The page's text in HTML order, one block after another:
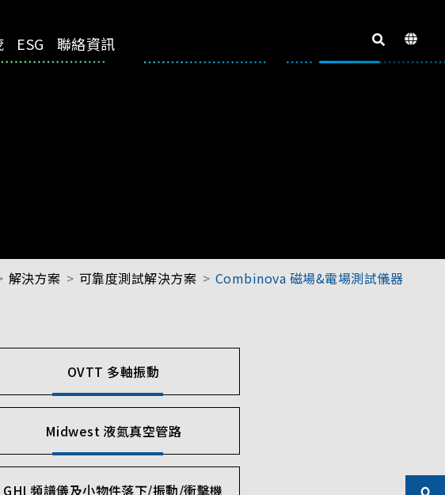
ESG 聯絡資訊
解決方案 可靠度測試解決方案 Combinova 磁場&電場測試儀器
OVTT 多軸振動
Midwest 液氮真空管路
GHI 頻譜儀及小物件落下/振動/衝擊機